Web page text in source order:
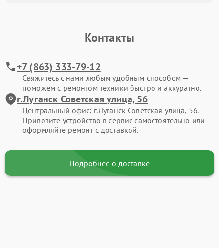
Контакты
+7 (863) 333-79-12
Свяжитесь с нами любым удобным способом —
поможем с ремонтом техники быстро и аккуратно.
г.Луганск Советская улица, 56
Центральный офис: г.Луганск Советская улица, 56.
Привозите устройство в сервис самостоятельно или
оформляйте ремонт с доставкой.
Подробнее о доставке